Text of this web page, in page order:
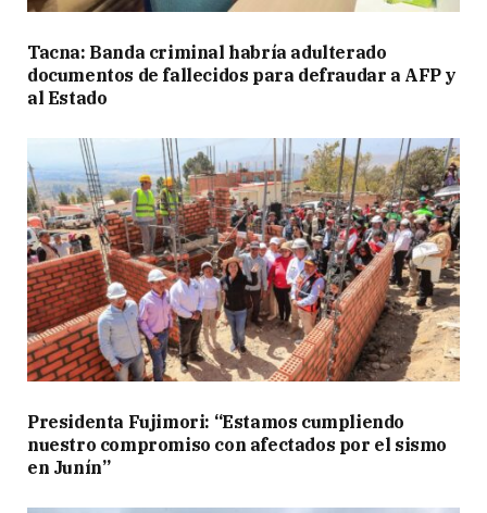
Tacna: Banda criminal habría adulterado
documentos de fallecidos para defraudar a AFP y
al Estado
Presidenta Fujimori: “Estamos cumpliendo
nuestro compromiso con afectados por el sismo
en Junín”